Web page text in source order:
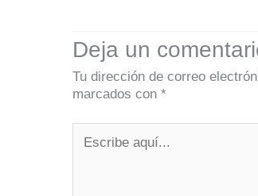
Deja un
Tu dirección de correo
marcados con *
aquí...